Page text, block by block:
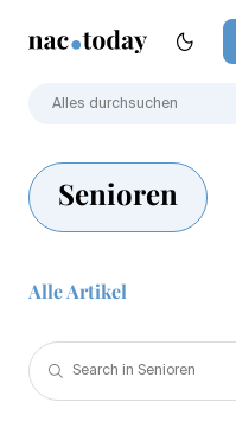
Senioren
Alle Artikel